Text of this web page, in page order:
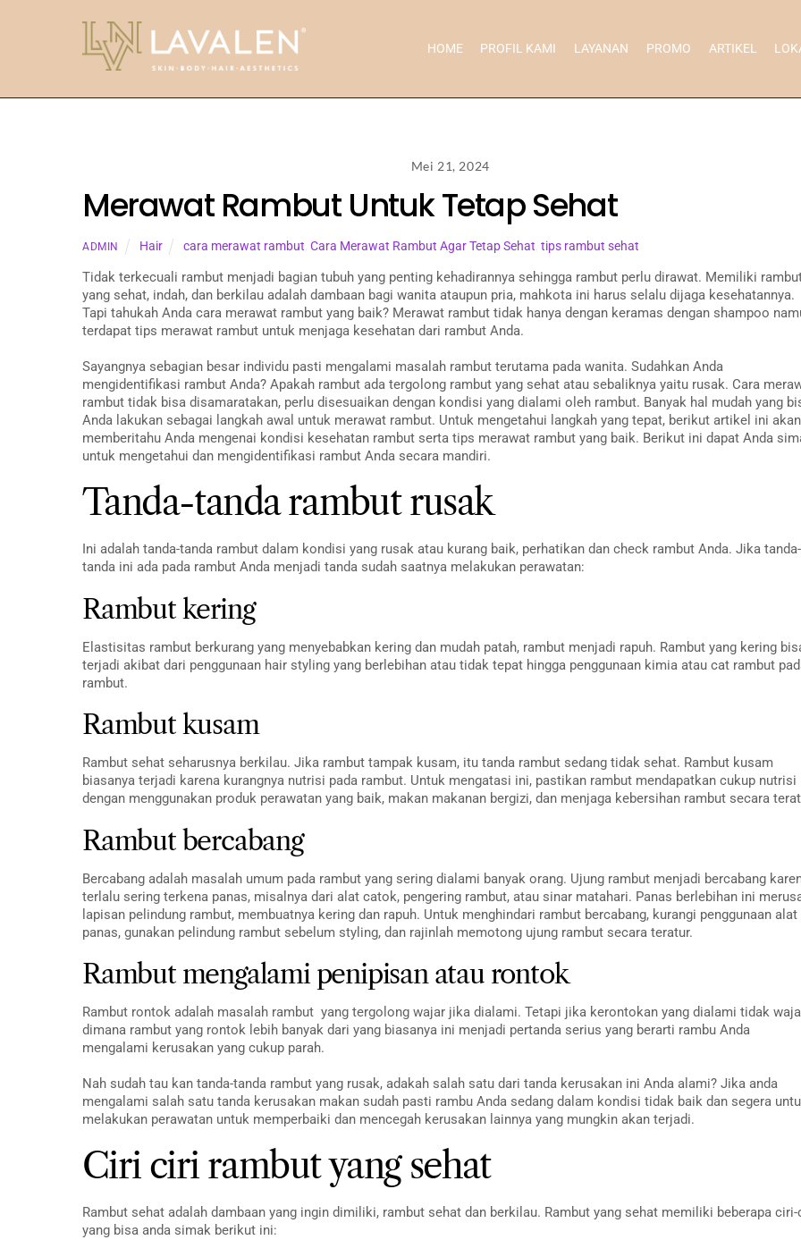
HOME PROFIL KAMI LAYANAN PROMO ARTIKEL
Mei 21, 2024
Merawat Rambut Untuk Tetap Sehat
ADMIN Hair cara merawat rambut ,Cara Merawat Rambut Agar Tetap Sehat ,tips rambut sehat
Tidak terkecuali rambut menjadi bagian tubuh yang penting kehadirannya sehingga rambut perlu dirawat. Memiliki
yang sehat, indah, dan berkilau adalah dambaan bagi wanita ataupun pria, mahkota ini harus selalu dijaga kesehatannya.
Tapi tahukah Anda cara merawat rambut yang baik? Merawat rambut tidak hanya dengan keramas dengan shampoo
terdapat tips merawat rambut untuk menjaga kesehatan dari rambut Anda.
Sayangnya sebagian besar individu pasti mengalami masalah rambut terutama pada wanita. Sudahkan Anda
mengidentifikasi rambut Anda? Apakah rambut ada tergolong rambut yang sehat atau sebaliknya yaitu rusak. Cara
rambut tidak bisa disamaratakan, perlu disesuaikan dengan kondisi yang dialami oleh rambut. Banyak hal mudah yang
Anda lakukan sebagai langkah awal untuk merawat rambut. Untuk mengetahui langkah yang tepat, berikut artikel ini akan
memberitahu Anda mengenai kondisi kesehatan rambut serta tips merawat rambut yang baik. Berikut ini dapat Anda
untuk mengetahui dan mengidentifikasi rambut Anda secara mandiri.
Tanda-tanda rambut rusak
Ini adalah tanda-tanda rambut dalam kondisi yang rusak atau kurang baik, perhatikan dan check rambut Anda. Jika tanda-
tanda ini ada pada rambut Anda menjadi tanda sudah saatnya melakukan perawatan:
Rambut kering
Elastisitas rambut berkurang yang menyebabkan kering dan mudah patah, rambut menjadi rapuh. Rambut yang kering
terjadi akibat dari penggunaan hair styling yang berlebihan atau tidak tepat hingga penggunaan kimia atau cat rambut
rambut.
Rambut kusam
Rambut sehat seharusnya berkilau. Jika rambut tampak kusam, itu tanda rambut sedang tidak sehat. Rambut kusam
biasanya terjadi karena kurangnya nutrisi pada rambut. Untuk mengatasi ini, pastikan rambut mendapatkan cukup nutrisi
dengan menggunakan produk perawatan yang baik, makan makanan bergizi, dan menjaga kebersihan rambut secara
Rambut bercabang
Bercabang adalah masalah umum pada rambut yang sering dialami banyak orang. Ujung rambut menjadi bercabang
terlalu sering terkena panas, misalnya dari alat catok, pengering rambut, atau sinar matahari. Panas berlebihan ini
lapisan pelindung rambut, membuatnya kering dan rapuh. Untuk menghindari rambut bercabang, kurangi penggunaan alat
panas, gunakan pelindung rambut sebelum styling, dan rajinlah memotong ujung rambut secara teratur.
Rambut mengalami penipisan atau rontok
Rambut rontok adalah masalah rambut yang tergolong wajar jika dialami. Tetapi jika kerontokan yang dialami tidak
dimana rambut yang rontok lebih banyak dari yang biasanya ini menjadi pertanda serius yang berarti rambu Anda
mengalami kerusakan yang cukup parah.
Nah sudah tau kan tanda-tanda rambut yang rusak, adakah salah satu dari tanda kerusakan ini Anda alami? Jika anda
mengalami salah satu tanda kerusakan makan sudah pasti rambu Anda sedang dalam kondisi tidak baik dan segera
melakukan perawatan untuk memperbaiki dan mencegah kerusakan lainnya yang mungkin akan terjadi.
Ciri ciri rambut yang sehat
Rambut sehat adalah dambaan yang ingin dimiliki, rambut sehat dan berkilau. Rambut yang sehat memiliki beberapa
yang bisa anda simak berikut ini: